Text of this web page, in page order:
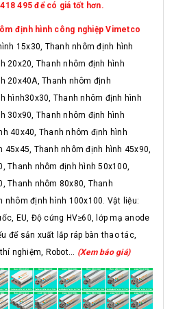
495 để có giá tốt hơn.
định hình công nghiệp Vimetco
15x30, Thanh nhôm định hình
20x20, Thanh nhôm định hình
20x40A, Thanh nhôm định
hình30x30, Thanh nhôm định hình
30x90, Thanh nhôm định hình
40x40, Thanh nhôm định hình
45x45, Thanh nhôm định hình 45x90,
Thanh nhôm định hình 50x100,
Thanh nhôm 80x80, Thanh
nhôm định hình 100x100. Vật liệu:
EU, Độ cứng HV≥60, lớp mạ anode
để sản xuất lắp ráp bàn thao tác,
nghiệm, Robot... (Xem báo giá)